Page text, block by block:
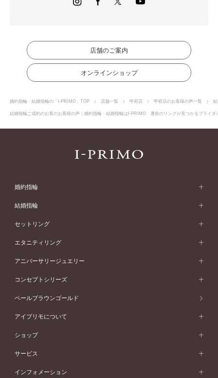
店舗のご案内
オンラインショップ
婚約指輪・結婚指輪の「I-PRIMO」TOP 店舗一覧 甲府店 甲府店のお客様の声一覧
結婚指輪ご成約のお客のお客様の声｜婚約指輪・結婚指輪はI-PRIMO 運命のリングが見つかるブライ
婚約指輪
婚約指輪 (エンゲージリング)
婚約指輪一覧
ピンクゴールド
ペールブラウンゴールド
ウェーブライン
V字ライン
ワンサイドメレ
ダブルサイドメレ
シンプル
フェミニン
モード
50万円台～
40万円台～
30万円台～
婚約指輪 人気ランキング
婚約ネックレス
ダイヤモンドシェイプコレクション
結婚指輪
結婚指輪 (マリッジリング)
結婚指輪一覧
ピンクゴールド
ペールブラウンゴールド
ウェーブライン
V字ライン
ワンメレ
セベラルメレ
シンプル
フェミニン
モード
50万円～
40万円～50万円
セットリング
セットリング
セットリング一覧
ピンクゴールド
ペールブラウンゴールド
エタニティリング
エタニティリング
エタニティリング一覧
ピンクゴールド
ペールブラウンゴールド
アニバーサリージュエリー
アニバーサリージュエリー
アニバーサリージュエリー一覧
ファッションリング
ブレスレット
コンセプトシリーズ
コンセプトシリーズ
オリジンビリーフ
エトワル
スワハ
ペールブラウンゴールド
アイプリモについて
アイプリモについて
パーソナルハンド診断
デザインへのこだわり
ショップ
店舗一覧
北海道
サービス
プロポーズサポート
インフォメーション